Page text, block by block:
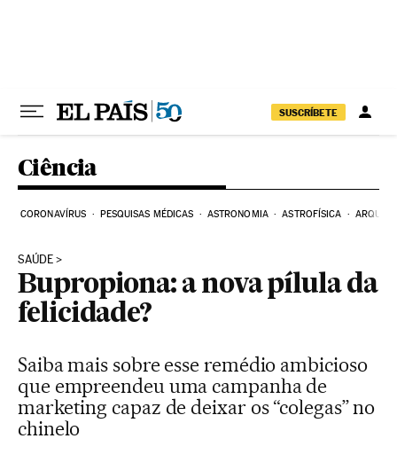
SUSCRÍBETE
Ciência
CORONAVÍRUS PESQUISAS MÉDICAS ASTRONOMIA ASTROFÍSICA
SAÚDE
Bupropiona: a nova pílula da
felicidade?
Saiba mais sobre esse remédio ambicioso
que empreendeu uma campanha de
marketing capaz de deixar os “colegas” no
chinelo